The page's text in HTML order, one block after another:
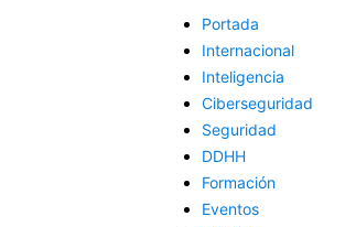
Portada
Internacional
Inteligencia
Ciberseguridad
Seguridad
DDHH
Formación
Eventos